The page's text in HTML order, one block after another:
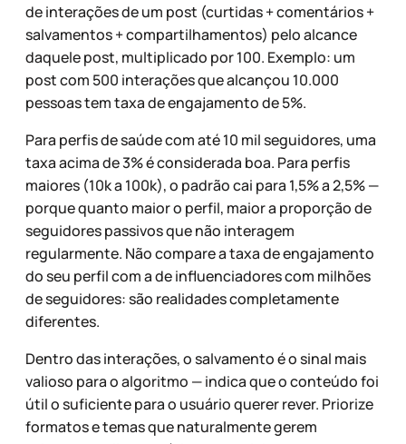
de interações de um post (curtidas + comentários +
salvamentos + compartilhamentos) pelo alcance
daquele post, multiplicado por 100. Exemplo: um
post com 500 interações que alcançou 10.000
pessoas tem taxa de engajamento de 5%.
Para perfis de saúde com até 10 mil seguidores, uma
taxa acima de 3% é considerada boa. Para perfis
maiores (10k a 100k), o padrão cai para 1,5% a 2,5% —
porque quanto maior o perfil, maior a proporção de
seguidores passivos que não interagem
regularmente. Não compare a taxa de engajamento
do seu perfil com a de influenciadores com milhões
de seguidores: são realidades completamente
diferentes.
Dentro das interações, o salvamento é o sinal mais
valioso para o algoritmo — indica que o conteúdo foi
útil o suficiente para o usuário querer rever. Priorize
formatos e temas que naturalmente gerem